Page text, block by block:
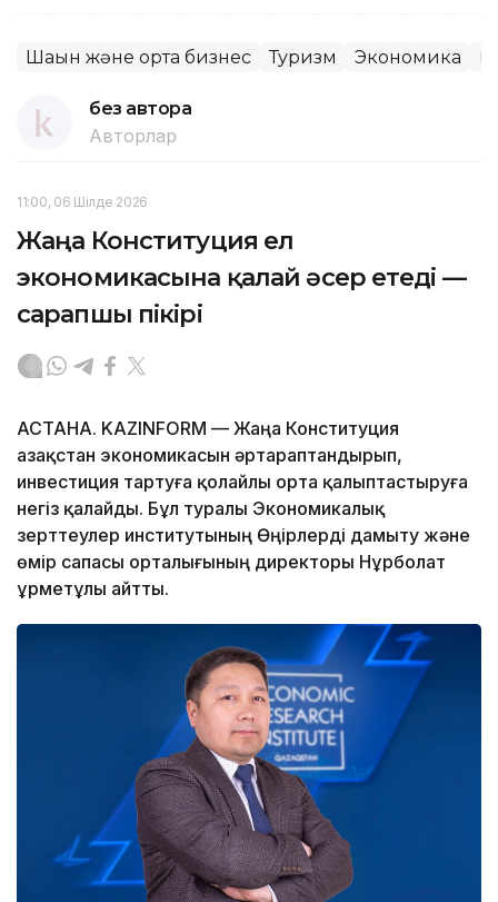
Шағын және орта бизнес Туризм Экономика
без автора
Авторлар
11:00, 06 Шілде 2026
Жаңа Конституция ел
экономикасына қалай әсер етеді —
сарапшы пікірі
АСТАНА. KAZINFORM — Жаңа Конституция
Қазақстан экономикасын әртараптандырып,
инвестиция тартуға қолайлы орта қалыптастыруға
негіз қалайды. Бұл туралы Экономикалық
зерттеулер институтының Өңірлерді дамыту және
өмір сапасы орталығының директоры Нұрболат
Құрметұлы айтты.